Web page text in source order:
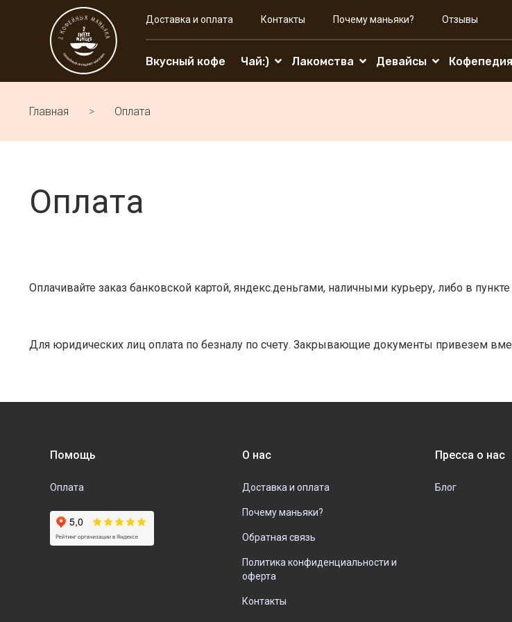
Доставка и оплата Контакты Почему маньяки? Отзывы
Вкусный кофе Чай:) Лакомства Девайсы Кофепедия
Главная Оплата
Оплата
Оплачивайте заказ банковской картой, яндекс.деньгами, наличными курьеру, либо в
Для юридических лиц оплата по безналу по счету. Закрывающие документы привезем
Помощь
Оплата
О нас
Доставка и оплата
Почему маньяки?
Обратная связь
Политика конфиденциальности и
оферта
Контакты
Пресса о нас
Блог